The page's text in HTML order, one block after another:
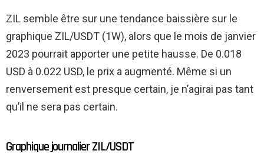
ZIL semble être sur une tendance baissière sur le
graphique ZIL/USDT (1W), alors que le mois de janvier
2023 pourrait apporter une petite hausse. De 0.018
USD à 0.022 USD, le prix a augmenté. Même si un
renversement est presque certain, je n’agirai pas tant
qu’il ne sera pas certain.
Graphique journalier ZIL/USDT